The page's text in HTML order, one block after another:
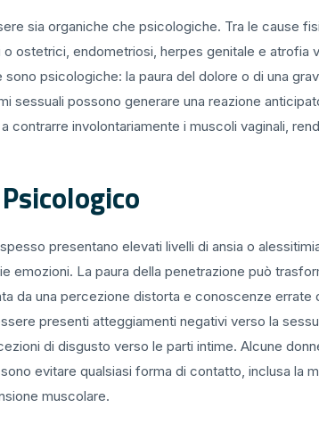
sia organiche che psicologiche. Tra le cause
ostetrici, endometriosi, herpes genitale e atrofia
psicologiche: la paura del dolore o di una
sessuali possono generare una reazione
contrarre involontariamente i muscoli vaginali,
presentano elevati livelli di ansia o
emozioni. La paura della penetrazione può
da una percezione distorta e conoscenze errate
presenti atteggiamenti negativi verso la
di disgusto verso le parti intime. Alcune
evitare qualsiasi forma di contatto, inclusa la
muscolare.